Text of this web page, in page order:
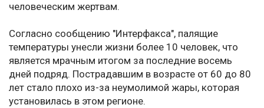
человеческим жертвам.
Согласно сообщению "Интерфакса", палящие
температуры унесли жизни более 10 человек, что
является мрачным итогом за последние восемь
дней подряд. Пострадавшим в возрасте от 60 до 80
лет стало плохо из-за неумолимой жары, которая
установилась в этом регионе.